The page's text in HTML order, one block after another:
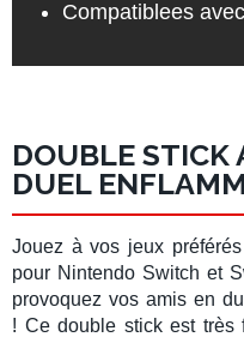
Compatiblees
DOUBLE STICK
DUEL
Jouez à vos jeux
pour Nintendo Switch et
provoquez vos amis en
! Ce double stick esttrès